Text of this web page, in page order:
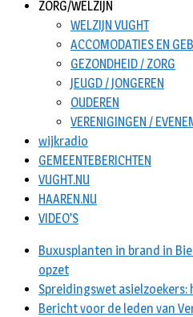
ZORG/WELZIJN
WELZIJN VUGHT
ACCOMODATIES EN
GEZONDHEID / ZORG
JEUGD / JONGEREN
OUDEREN
VERENIGINGEN /
wijkradio
GEMEENTEBERICHTEN
VUGHT.NU
HAAREN.NU
VIDEO’S
Buxusplanten in brand in
opzet
Spreidingswet asielzoekers:
Bericht voor de leden van